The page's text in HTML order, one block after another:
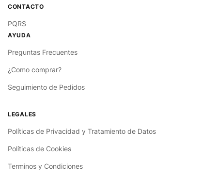
PQRS
Preguntas Frecuentes
¿Como comprar?
Seguimiento de Pedidos
Políticas de Privacidad y Tratamiento de Datos
Políticas de Cookies
Terminos y Condiciones